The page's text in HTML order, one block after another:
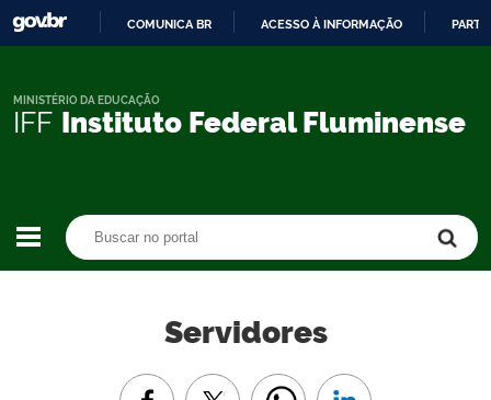
CONTEÚDO
COMUNICA BR ACESSO À INFORMAÇÃO
IFF Instituto Federal Fluminense
MINISTÉRIO DA EDUCAÇÃO
Servidores